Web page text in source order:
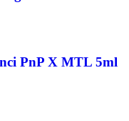
PnP X MTL 5ml